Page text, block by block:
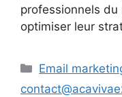
professionnels
optimiser leur
Catégories
Email